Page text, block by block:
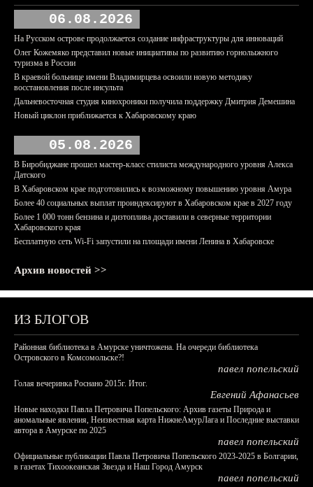
06.08.2026
На Русском острове продолжается создание инфраструктуры для инноваций
Олег Кожемяко представил новые инициативы по развитию горнолыжного
туризма в России
В краевой больнице имени Владимирцева освоили новую методику
восстановления после инсульта
Дальневосточная студия кинохроники получила поддержку Дмитрия Демешина
Новый циклон приближается к Хабаровскому краю
05.08.2026
В Биробиджане прошел мастер-класс стилиста международного уровня Алекса
Датского
В Хабаровском крае подготовились к возможному повышению уровня Амура
Более 40 социальных выплат проиндексируют в Хабаровском крае в 2027 году
Более 1 000 тонн бензина и дизтоплива доставили в северные территории
Хабаровского края
Бесплатную сеть Wi-Fi запустили на площади имени Ленина в Хабаровске
Архив новостей >>
ИЗ БЛОГОВ
Районная библиотека в Амурске уничтожена. На очереди библиотека
Островского в Комсомольске?!
павел попельский
Голая вечеринка Роснано 2015г. Итог.
Евгений Афанасьев
Новые находки Павла Петровича Попельского: Архив газеты Природа и
аномальные явления, Неизвестная карта НижнеАмурЛага и Последние выставки
автора в Амурске по 2025
павел попельский
Официальные публикации Павла Петровича Попельского 2023-2025 в Болгарии,
в газетах Тихоокеанская Звезда и Наш Город Амурск
павел попельский